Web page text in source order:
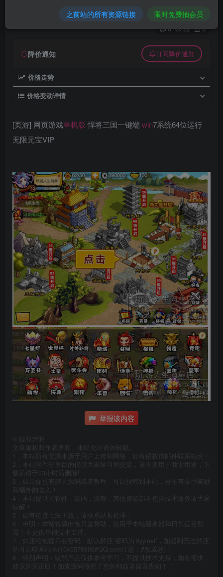
8个月前更新
关注 私信
0 22 0
降价通知 订阅降价通知
价格走势
价格变动详情
[页游] 网页游戏单机版 悍将三国一键端 win7系统64位运行
无限元宝VIP
举报该内容
版权声明
文章版权归作者所有，未经允许请勿转载。
1，本站所有资源来源于用户上传和网络，如有侵权请邮件联系站长！
2，本站软件分享目的仅供大家学习和交流，请不要用于商业用途，下
载后请于23小时后删除!
3，如果你也有好的源码或者教程，可以投稿到本站，分享有金币奖励
和额外的收入！
4，本站提供的软件，源码，游戏，其他资源部不包含技术服务请大家
谅解！
5，如有链接无法下载，请联系站长处理！
6，申明：本站资源出售只是赞助，仅用于本站服务器和日常运营所
需！不提供任何技术支持。
7，如压缩包提示有密码，默认解压 密码为‘9yy.net’，如遇到无法解压
的可以联系站长(1045578806#QQ.com注意：#改成@)！
8，特别声明：破解产品仅供参考学习，不提供技术支持，如有需求，
建议购买正版！如果源码侵犯了您的利益请留言告知！！
之前站的所有资源链接 限时免费抽会员